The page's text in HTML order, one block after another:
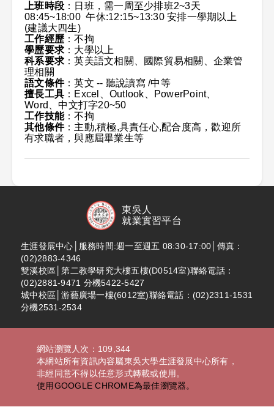
上班時段 ：日班，需一周至少排班2~3天
08:45~18:00 午休:12:15~13:30 安排一學期以上
(建議大四生)
工作經歷 ：不拘
學歷要求 ：大學以上
科系要求 ：英美語文相關、國際貿易相關、企業管
理相關
語文條件：英文 -- 聽說讀寫 /中等
擅長工具 ：Excel、Outlook、PowerPoint、
Word、中文打字20~50
工作技能：不拘
其他條件：主動,積極,具責任心,配合度高，歡迎所
有求職者，與應屆畢業生等
東吳人
就業實習平台
生涯發展中心│服務時間:週一至週五 08:30-17:00│傳真：
(02)2883-4346
雙溪校區│第二教學研究大樓五樓(D0514室)聯絡電話：
(02)2881-9471 分機5422-5427
城中校區│游藝廣場一樓(6012室)聯絡電話：(02)2311-1531
分機2531-2534
網站瀏覽人次：109,344
本網站所有資訊內容屬東吳大學生涯發展中心所有，
非經同意不得以任意形式轉載或使用。
使用GOOGLE CHROME為最佳瀏覽器。